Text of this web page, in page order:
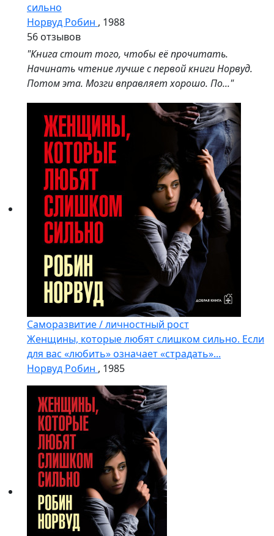
сильно
Норвуд Робин , 1988
56 отзывов
"Книга стоит того, чтобы её прочитать.
Начинать чтение лучше с первой книги Норвуд.
Потом эта. Мозги вправляет хорошо. По..."
Саморазвитие / личностный рост
Женщины, которые любят слишком сильно. Если
для вас «любить» означает «страдать»...
Норвуд Робин , 1985